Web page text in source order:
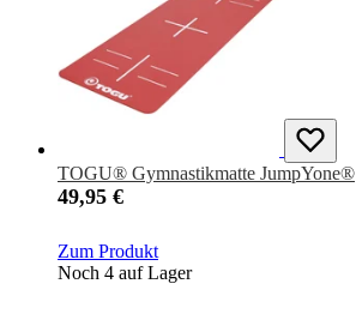
TOGU® Gymnastikmatte JumpYone®
49,95 €
Zum Produkt
Noch 4 auf Lager